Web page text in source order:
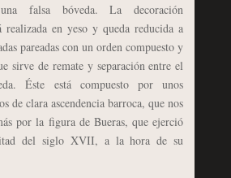
falsa bóveda. La decoración
realizada en yeso y queda reducida a
pareadas con un orden compuesto y
sirve de remate y separación entre el
Éste está compuesto por unos
de clara ascendencia barroca, que nos
por la figura de Bueras, que ejerció
del siglo XVII, a la hora de su